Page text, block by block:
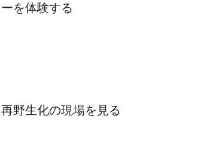
を体験する
再野生化の現場を見る